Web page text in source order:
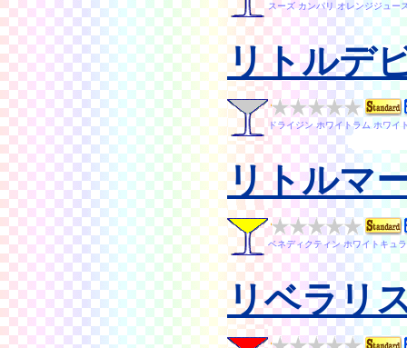
スーズ カンパリ オレンジジュー
リトルデ
ドライジン ホワイトラム ホワイ
リトルマ
ベネディクティン ホワイトキュ
リベラリ